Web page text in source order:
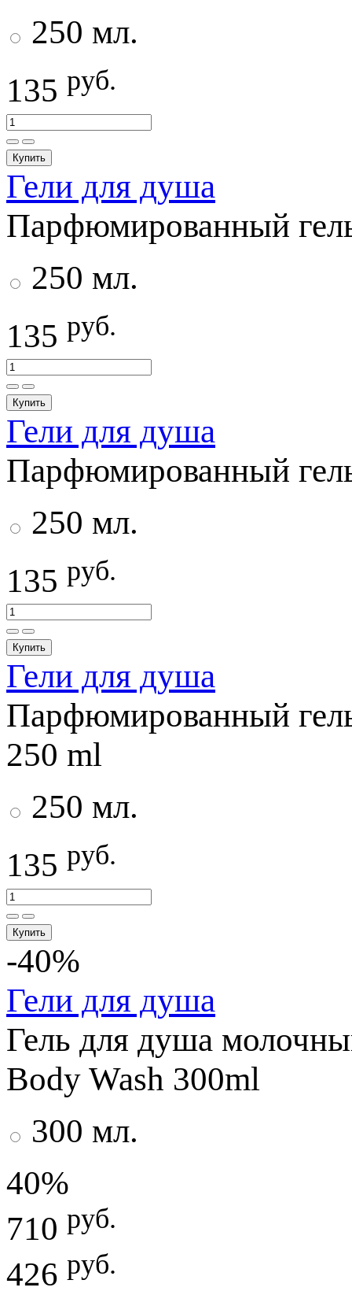
250 мл.
135 руб.
Купить
Гели для душа
Парфюмированный
250 мл.
135 руб.
Купить
Гели для душа
Парфюмированный
250 мл.
135 руб.
Купить
Гели для душа
Парфюмированный
250 ml
250 мл.
135 руб.
Купить
-40%
Гели для душа
Гель для душа
Body Wash 300ml
300 мл.
40%
710 руб.
426 руб.